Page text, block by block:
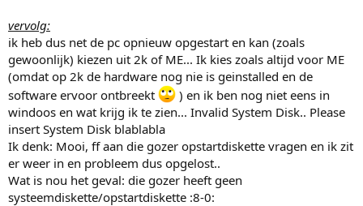
vervolg:
ik heb dus net de pc opnieuw opgestart en kan (zoals
gewoonlijk) kiezen uit 2k of ME... Ik kies zoals altijd voor ME
(omdat op 2k de hardware nog nie is geinstalled en de
software ervoor ontbreekt
) en ik ben nog niet eens in
windoos en wat krijg ik te zien... Invalid System Disk.. Please
insert System Disk blablabla
Ik denk: Mooi, ff aan die gozer opstartdiskette vragen en ik zit
er weer in en probleem dus opgelost..
Wat is nou het geval: die gozer heeft geen
systeemdiskette/opstartdiskette :8-0: